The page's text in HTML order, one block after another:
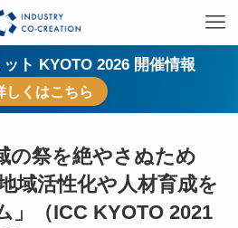
ット KYOTO 2026 開催情報
しくはこちら
の祭を絶やさぬため
域活性化や人材育成を
」（ICC KYOTO 2021